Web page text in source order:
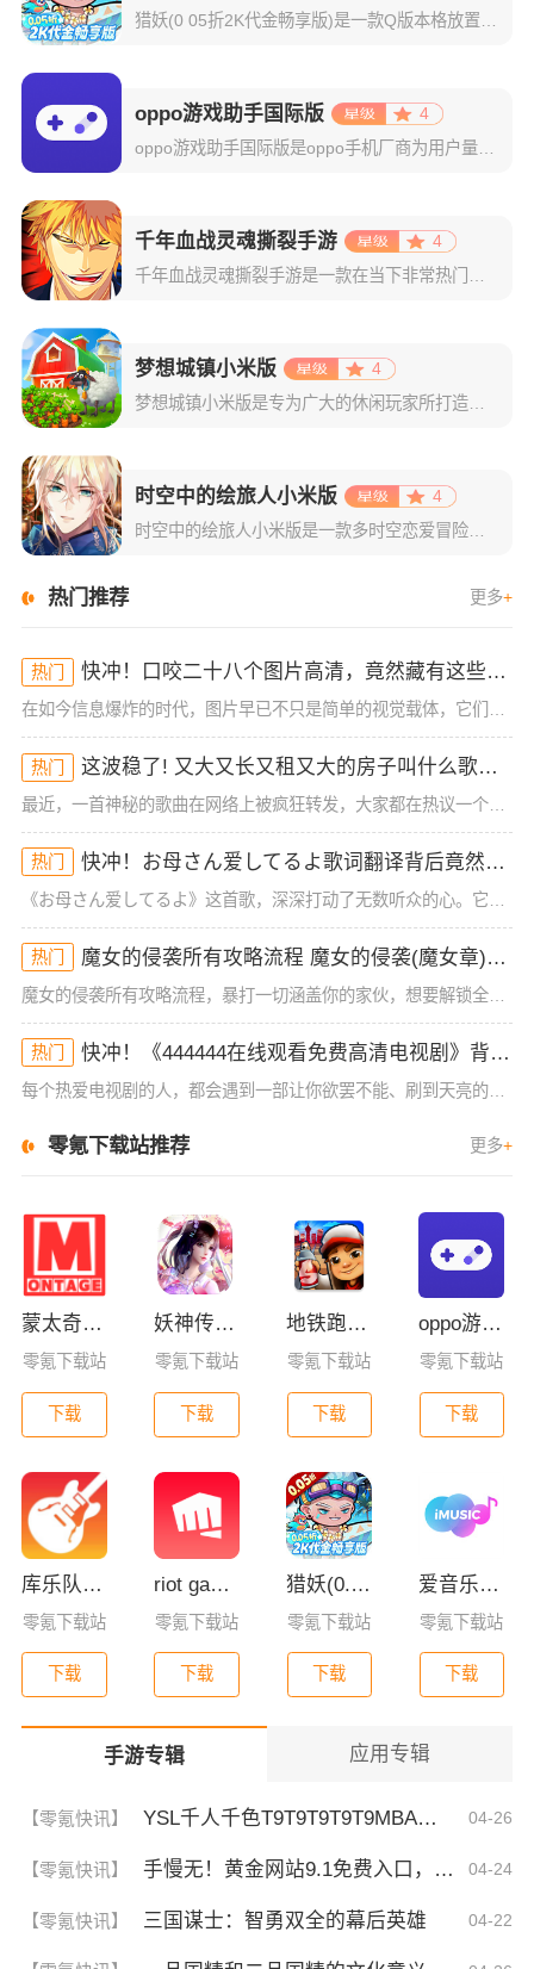
猎妖(0 05折2K代金畅享版)是一款Q版本格放置玩法手游，既有乐趣推图，挂机后也有丰厚收益，轻松放置，佛系游戏；多位不同职业和技能的英雄登场，组建和培养阵容有一定策略性；有多种偏单机的玩法，探索迷宫
oppo游戏助手国际版
4
oppo游戏助手国际版是oppo手机厂商为用户量身打造的一款游戏性能优化工具。其将你设备中的所有游戏自动集中分类，轻松实现一键启动与集中管理，彻底告别混乱桌面和频繁切换的烦恼。在游戏开启的那一刻，系统
千年血战灵魂撕裂手游
4
梦想城镇小米版
4
时空中的绘旅人小米版
4
热门推荐 更多+
热门 快冲！口咬二十八个图片高清，竟然藏有这些你不知道的秘密！
热门 这波稳了! 又大又长又租又大的房子叫什么歌？背后真相曝光！
最近，一首神秘的歌曲在网络上被疯狂转发，大家都在热议一个问题：“又大又长又租又大的房子叫什么歌？”这首歌不仅因为歌词内容引发了大家的好奇，而且背后隐藏着不为人知的故事。今天，我们就来解密这首歌的来龙去
热门 快冲！お母さん爱してるよ歌词翻译背后竟然隐藏了这些感动的秘密！
热门 魔女的侵袭所有攻略流程 魔女的侵袭(魔女章)全cg通关攻略
魔女的侵袭所有攻略流程，暴打一切涵盖你的家伙，想要解锁全cg？没有足够的战斗力你是没法通关这个rpg游戏的，多在熟人那边刷刷技巧和战力，后面的打架与学到技能也会越来越上，你也能拿下所有敌人。魔女的侵袭
热门 快冲！《444444在线观看免费高清电视剧》背后秘密曝光！你绝对想不到的5大剧情亮点！
每个热爱电视剧的人，都会遇到一部让你欲罢不能、刷到天亮的剧。最近，许多人都在疯狂讨论的《444444在线观看免费高清电视剧》就是这样一部作品，已经成为了全民追剧的热潮。那么，这部剧究竟有何魔力？为什么
零氪下载站推荐 更多+
蒙太奇影视2025最新版本下载
零氪下载站
下载
妖神传GM版
零氪下载站
下载
地铁跑酷全皮肤版
零氪下载站
下载
oppo游戏助手国际版
零氪下载站
下载
库乐队app官方版下载
零氪下载站
下载
riot games拳头游戏官方app
零氪下载站
下载
猎妖(0.05折2K代金畅享版)
零氪下载站
下载
爱音乐app下载免费版
零氪下载站
下载
手游专辑 应用专辑
【零氪快讯】 YSL千人千色T9T9T9T9T9MBA！揭秘背后的设计秘密，难怪网友都在疯传！ 04-26
【零氪快讯】 手慢无！黄金网站9.1免费入口，揭秘这波稳了的福利！ 04-24
【零氪快讯】 三国谋士：智勇双全的幕后英雄 04-22